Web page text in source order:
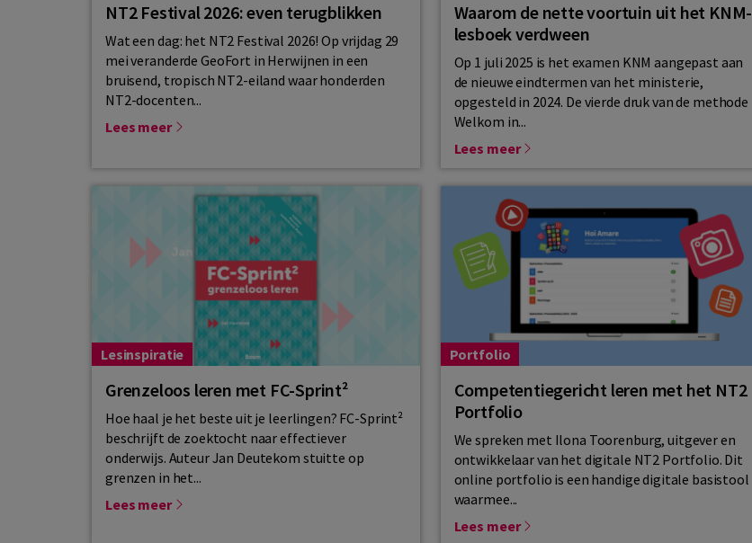
NT2 Festival 2026: even terugblikken
Wat een dag: het NT2 Festival 2026! Op vrijdag 29
mei veranderde GeoFort in Herwijnen in een
bruisend, tropisch NT2-eiland waar honderden
NT2-docenten...
Lees meer
Waarom de nette voortuin uit het KNM-
lesboek verdween
Op 1 juli 2025 is het examen KNM aangepast aan
de nieuwe eindtermen van het ministerie,
opgesteld in 2024. De vierde druk van de methode
Welkom in...
Lees meer
Lesinspiratie
Grenzeloos leren met FC-Sprint²
Hoe haal je het beste uit je leerlingen? FC-Sprint²
beschrijft de zoektocht naar effectiever
onderwijs. Auteur Jan Deutekom stuitte op
grenzen in het...
Lees meer
Portfolio
Competentiegericht leren met het NT2
Portfolio
We spreken met Ilona Toorenburg, uitgever en
ontwikkelaar van het digitale NT2 Portfolio. Dit
online portfolio is een handige digitale basistool
waarmee...
Lees meer